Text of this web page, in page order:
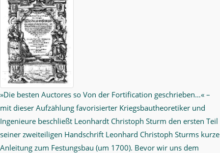
»Die besten Auctores so Von der Fortification geschrieben…« –
mit dieser Aufzählung favorisierter Kriegsbautheoretiker und
Ingenieure beschließt Leonhardt Christoph Sturm den ersten Teil
seiner zweiteiligen Handschrift Leonhard Christoph Sturms kurze
Anleitung zum Festungsbau (um 1700). Bevor wir uns dem